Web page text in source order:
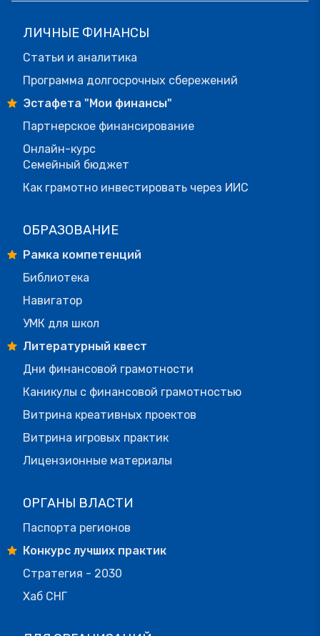
ЛИЧНЫЕ ФИНАНСЫ
Статьи и аналитика
Программа долгосрочных сбережений
Эстафета "Мои финансы"
Партнерское финансирование
Онлайн-курс
Семейный бюджет
Как грамотно инвестировать через ИИС
ОБРАЗОВАНИЕ
Рамка компетенций
Библиотека
Навигатор
УМК для школ
Литературный квест
Дни финансовой грамотности
Каникулы с финансовой грамотностью
Витрина креативных проектов
Витрина игровых практик
Лицензионные материалы
ОРГАНЫ ВЛАСТИ
Паспорта регионов
Конкурс лучших практик
Стратегия - 2030
Хаб СНГ